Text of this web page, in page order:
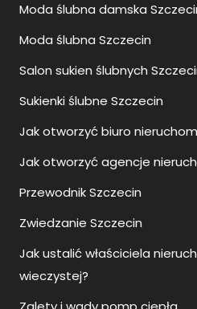
Moda ślubna damska
Moda ślubna Szczecin
Salon sukien ślubnych
Sukienki ślubne Szczecin
Jak otworzyć biuro
Jak otworzyć agencje
Przewodnik Szczecin
Zwiedzanie Szczecin
Jak ustalić właściciela
wieczystej?